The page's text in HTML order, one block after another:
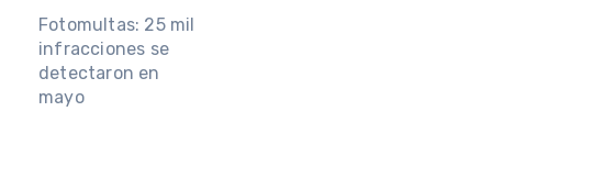
Fotomultas: 25 mil
infracciones se
detectaron en
mayo